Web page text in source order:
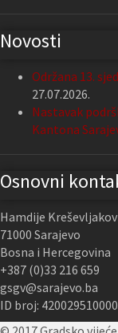
Novosti
Održana 13.
27.07.2026.
Nastavak
Kantona
Osnovni
Hamdije
71000 Sarajevo
Bosna i Hercegovina
+387 (0)33 216 659
gsgv@sarajevo.ba
ID broj: